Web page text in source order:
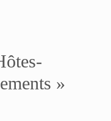
»